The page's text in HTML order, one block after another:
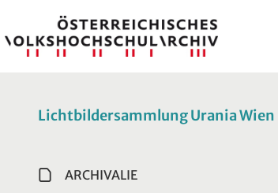
Lichtbildersammlung Urania Wien
ARCHIVALIE